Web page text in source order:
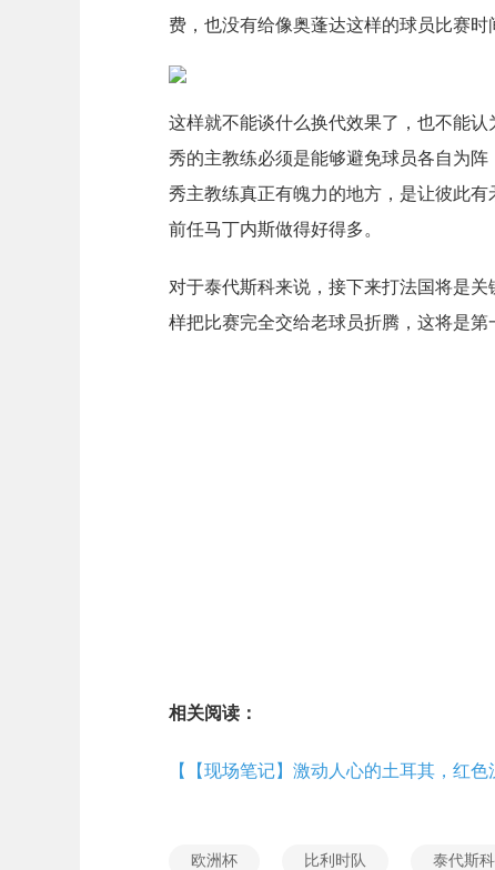
费，也没有给像奥蓬达这样的球员比赛时
这样就不能谈什么换代效果了，也不能
秀的主教练必须是能够避免球员各自为
秀主教练真正有魄力的地方，是让彼此
前任马丁内斯做得好得多。
对于泰代斯科来说，接下来打法国将是
样把比赛完全交给老球员折腾，这将是第
相关阅读：
【【现场笔记】激动人心的土耳其，红色
欧洲杯 比利时队 泰代斯科